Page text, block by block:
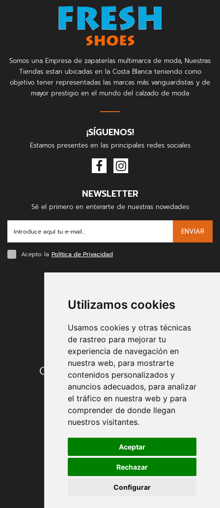
Utilizamos cookies
Usamos cookies y otras técnicas
de rastreo para mejorar tu
experiencia de navegación en
nuestra web, para mostrarte
contenidos personalizados y
anuncios adecuados, para analizar
el tráfico en nuestra web y para
comprender de donde llegan
nuestros visitantes.
Aceptar
Rechazar
Configurar
Somos una Empresa de zapaterías multimarca de moda, Nuestras
Tiendas estan ubicadas en la Costa Blanca teniendo como
objetivo tener representadas las marcas más vanguardistas y de
mayor prestigio en el mundo del calzado de moda
¡SÍGUENOS!
Estamos presentes en las principales redes sociales
NEWSLETTER
Sé el primero en enterarte de nuestras novedades
ENVIAR
Acepto la Política de Privacidad
Condiciones de contratación
Envío y entrega
Devoluciones
Formas de pago
Política de Privacidad